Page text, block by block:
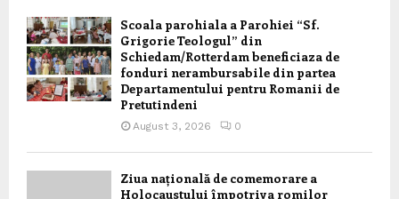
Scoala parohiala a Parohiei “Sf.
Grigorie Teologul” din
Schiedam/Rotterdam beneficiaza de
fonduri nerambursabile din partea
Departamentului pentru Romanii de
Pretutindeni
August 3, 2026 0
Ziua națională de comemorare a
Holocaustului împotriva romilor